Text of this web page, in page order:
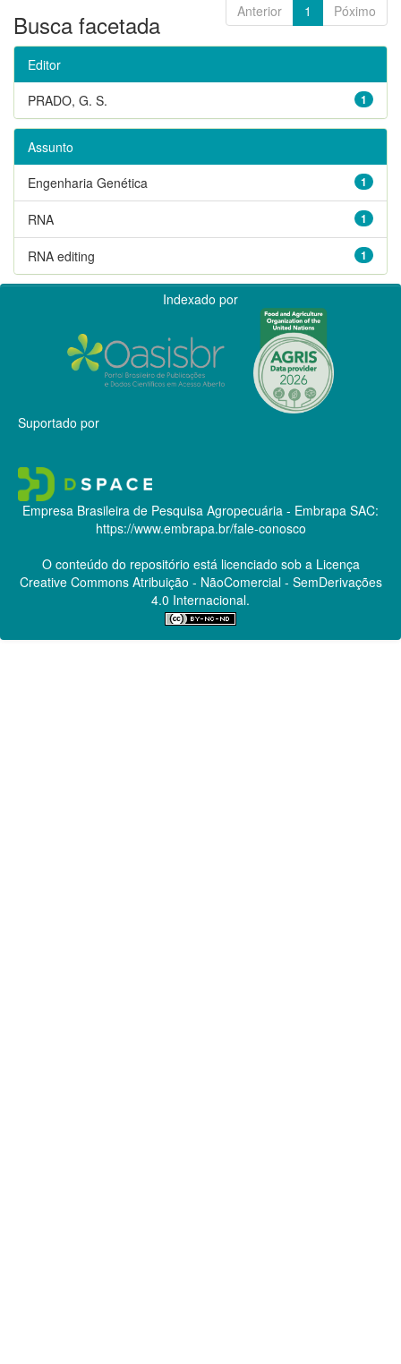
Anterior 1 Póximo
Busca facetada
Editor
1
PRADO, G. S.
Assunto
1
Engenharia Genética
1
RNA
1
RNA editing
Indexado por
Suportado por
Empresa Brasileira de Pesquisa Agropecuária - Embrapa SAC:
https://www.embrapa.br/fale-conosco
O conteúdo do repositório está licenciado sob a Licença
Creative CommonsAtribuição - NãoComercial - SemDerivações
4.0 Internacional.